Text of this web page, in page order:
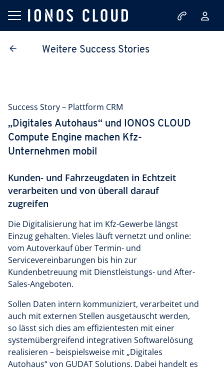
Weitere Success Stories
Success Story – Plattform CRM
„Digitales Autohaus“ und IONOS CLOUD
Compute Engine machen Kfz-
Unternehmen mobil
Kunden- und Fahrzeugdaten in Echtzeit
verarbeiten und von überall darauf
zugreifen
Die Digitalisierung hat im Kfz-Gewerbe längst
Einzug gehalten. Vieles läuft vernetzt und online:
vom Autoverkauf über Termin- und
Servicevereinbarungen bis hin zur
Kundenbetreuung mit Dienstleistungs- und After-
Sales-Angeboten.
Sollen Daten intern kommuniziert, verarbeitet und
auch mit externen Stellen ausgetauscht werden,
so lässt sich dies am effizientesten mit einer
systemübergreifend integrativen Softwarelösung
realisieren – beispielsweise mit „Digitales
Autohaus“ von GUDAT Solutions. Dabei handelt es